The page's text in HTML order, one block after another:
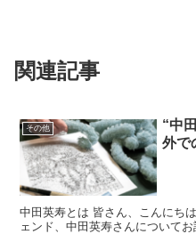
関連記事
その他
“中
外で
中田英寿とは 皆さん、こんにち
ェンド、中田英寿さんについて